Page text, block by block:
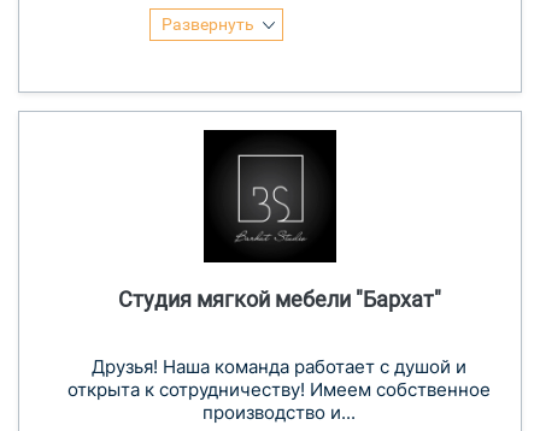
Развернуть
Студия мягкой мебели "Бархат"
Друзья! Наша команда работает с душой и
открыта к сотрудничеству! Имеем собственное
производство и...